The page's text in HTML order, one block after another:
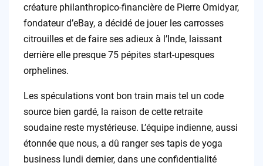
créature philanthropico-financière de Pierre Omidyar,
fondateur d’eBay, a décidé de jouer les carrosses
citrouilles et de faire ses adieux à l’Inde, laissant
derrière elle presque 75 pépites start-upesques
orphelines.
Les spéculations vont bon train mais tel un code
source bien gardé, la raison de cette retraite
soudaine reste mystérieuse. L’équipe indienne, aussi
étonnée que nous, a dû ranger ses tapis de yoga
business lundi dernier, dans une confidentialité